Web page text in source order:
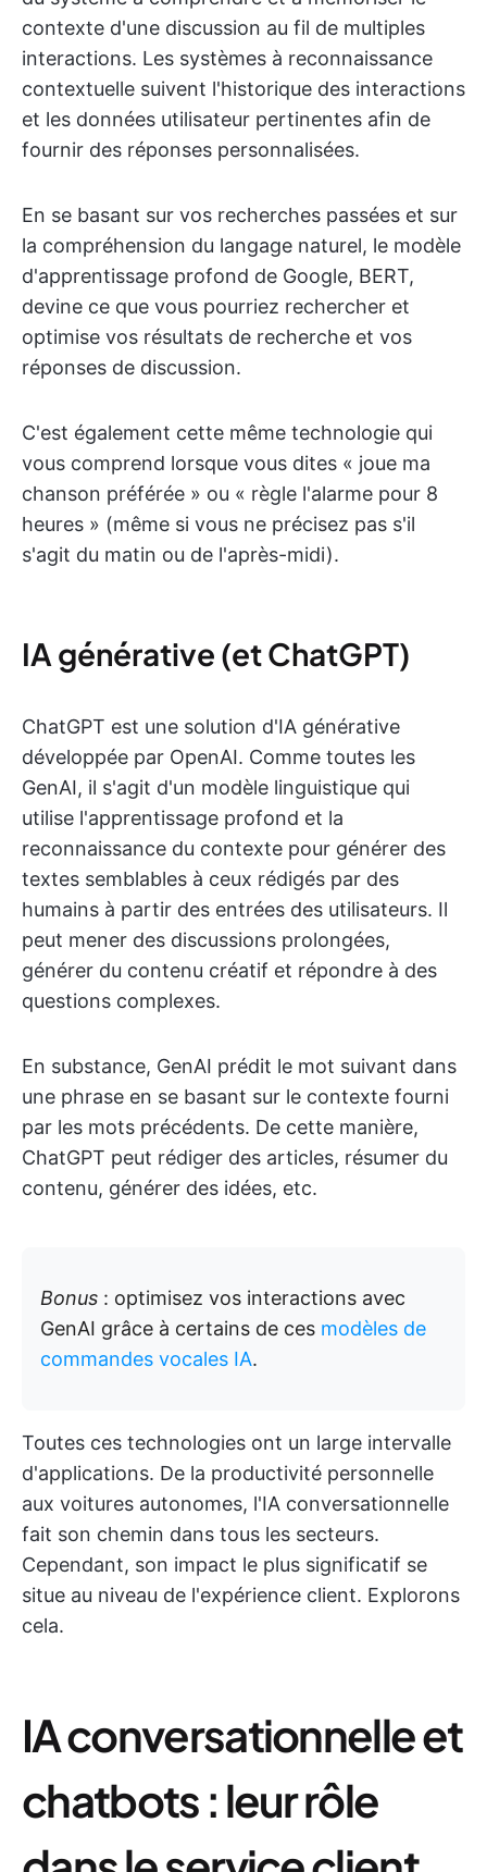
contexte d'une discussion au fil de multiples
interactions. Les systèmes à reconnaissance
contextuelle suivent l'historique des interactions
et les données utilisateur pertinentes afin de
fournir des réponses personnalisées.
En se basant sur vos recherches passées et sur
la compréhension du langage naturel, le modèle
d'apprentissage profond de Google, BERT,
devine ce que vous pourriez rechercher et
optimise vos résultats de recherche et vos
réponses de discussion.
C'est également cette même technologie qui
vous comprend lorsque vous dites « joue ma
chanson préférée » ou « règle l'alarme pour 8
heures » (même si vous ne précisez pas s'il
s'agit du matin ou de l'après-midi).
IA générative (et ChatGPT)
ChatGPT est une solution d'IA générative
développée par OpenAI. Comme toutes les
GenAI, il s'agit d'un modèle linguistique qui
utilise l'apprentissage profond et la
reconnaissance du contexte pour générer des
textes semblables à ceux rédigés par des
humains à partir des entrées des utilisateurs. Il
peut mener des discussions prolongées,
générer du contenu créatif et répondre à des
questions complexes.
En substance, GenAI prédit le mot suivant dans
une phrase en se basant sur le contexte fourni
par les mots précédents. De cette manière,
ChatGPT peut rédiger des articles, résumer du
contenu, générer des idées, etc.
Bonus : optimisez vos interactions avec
GenAI grâce à certains de ces modèles de
commandes vocales IA.
Toutes ces technologies ont un large intervalle
d'applications. De la productivité personnelle
aux voitures autonomes, l'IA conversationnelle
fait son chemin dans tous les secteurs.
Cependant, son impact le plus significatif se
situe au niveau de l'expérience client. Explorons
cela.
IA conversationnelle et
chatbots : leur rôle